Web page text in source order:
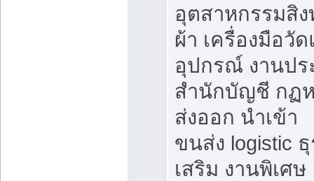
อุตสาหกรรมสิ
ผ้า เครื่องมือวั
อุปกรณ์ งานปร
สำนักบัญชี กฏ
ส่งออก นำเข้า
ขนส่ง logistic
เสริม งานพิเศษ